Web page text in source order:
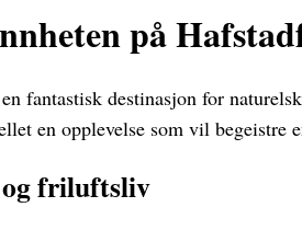
på
fantastisk destinasjon for
en opplevelse som vil begeistre
friluftsliv